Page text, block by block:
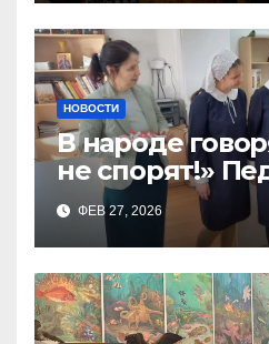
НОВОСТИ
В народе
не спорят!» Педагоги
поварского
Тимченко О.О.
ФЕВ 27, 2026